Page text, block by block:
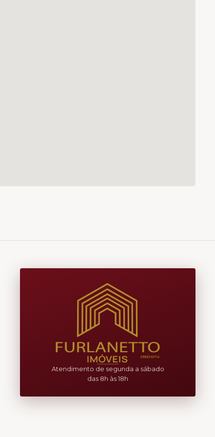
Atendimento de segunda a sábado
das 8h às 18h